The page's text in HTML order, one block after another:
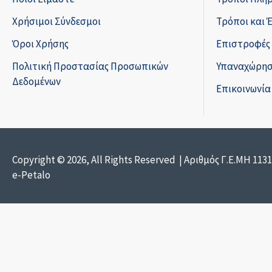
Χρήσιμοι Σύνδεσμοι
Όροι Χρήσης
Πολιτική Προστασίας Προσωπικών
Δεδομένων
Τρόποι και
Επιστροφές
Επικοινωνία
Copyright © 2026, All Rights Reserved | Αριθμός Γ.Ε.ΜΗ
e-Petalo